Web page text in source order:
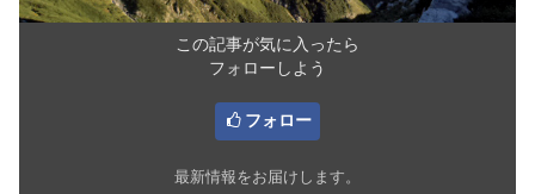
この記事が気に入ったら
フォローしよう
フォロー
最新情報をお届けします。